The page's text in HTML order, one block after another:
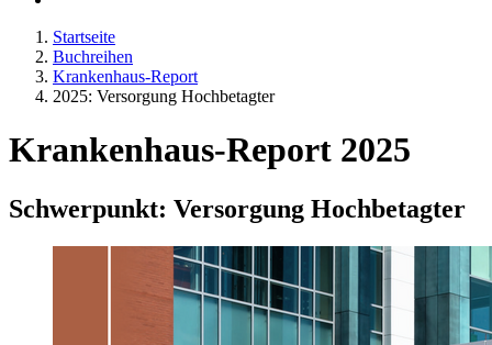
Startseite
Buchreihen
Krankenhaus-Report
2025: Versorgung Hochbetagter
Krankenhaus-Report 2025
Schwerpunkt: Versorgung Hochbetagter